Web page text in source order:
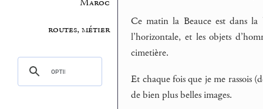
Maroc
routes, métier
Ce matin la Beauce est dans
l’horizontale, et les objets
cimetière.
Et chaque fois que je me rassois
de bien plus belles images.